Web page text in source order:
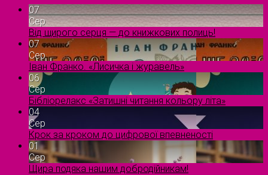
07
Сер
Від щирого серця — до книжкових полиць!
07
Сер
Іван Франко. «Лисичка і журавель»
06
Сер
Бібліорелакс «Затишні читання кольору літа»
04
Сер
Крок за кроком до цифрової впевненості
01
Сер
Щира подяка нашим добродійникам!